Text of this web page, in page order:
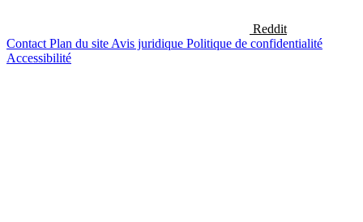
Reddit
Contact Plan du site Avis juridique Politique de confidentialité
Accessibilité